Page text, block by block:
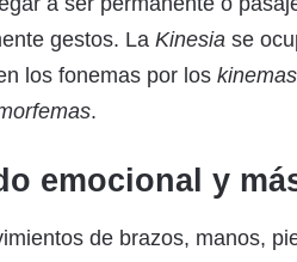
gestos. La Kinesia se
los fonemas por los kinemas
.
emocional y
de brazos, manos,